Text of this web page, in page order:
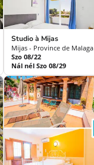
Studio à Mijas
Mijas - Province de Malaga
Szo 08/22
Nál nél Szo 08/29